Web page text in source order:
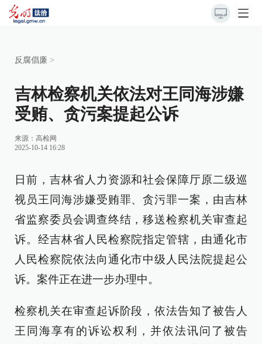
反腐倡廉 >
吉林检察机关依法对王同海涉嫌
受贿、贪污案提起公诉
来源： 高检网
2025-10-14 16:28
日前，吉林省人力资源和社会保障厅原二级巡
视员王同海涉嫌受贿罪、贪污罪一案，由吉林
省监察委员会调查终结，移送检察机关审查起
诉。经吉林省人民检察院指定管辖，由通化市
人民检察院依法向通化市中级人民法院提起公
诉。案件正在进一步办理中。
检察机关在审查起诉阶段，依法告知了被告人
王同海享有的诉讼权利，并依法讯问了被告